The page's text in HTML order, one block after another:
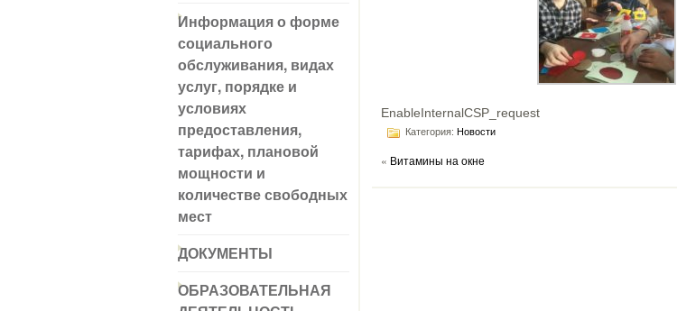
Информация о форме
социального
обслуживания, видах
услуг, порядке и
условиях
предоставления,
тарифах, плановой
мощности и
количестве свободных
мест
ДОКУМЕНТЫ
ОБРАЗОВАТЕЛЬНАЯ
EnableInternalCSP_request
Категория: Новости
« Витамины на окне